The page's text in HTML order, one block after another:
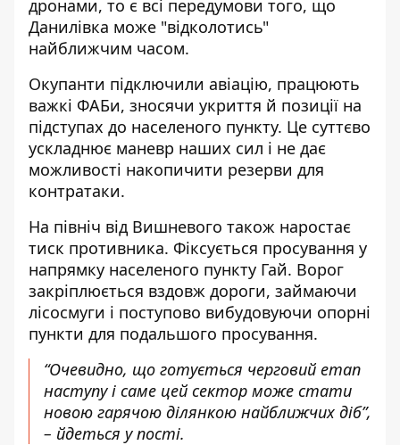
дронами, то є всі передумови того, що
Данилівка може "відколотись"
найближчим часом.
Окупанти підключили авіацію, працюють
важкі ФАБи, зносячи укриття й позиції на
підступах до населеного пункту. Це суттєво
ускладнює маневр наших сил і не дає
можливості накопичити резерви для
контратаки.
На північ від Вишневого також наростає
тиск противника. Фіксується просування у
напрямку населеного пункту Гай. Ворог
закріплюється вздовж дороги, займаючи
лісосмуги і поступово вибудовуючи опорні
пункти для подальшого просування.
“Очевидно, що готується черговий етап
наступу і саме цей сектор може стати
новою гарячою ділянкою найближчих діб”,
– йдеться у пості.